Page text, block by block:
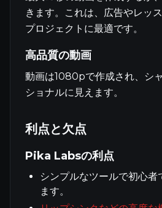
きます。これは、広告やレッ
プロジェクトに最適です。
高品質の動画
動画は1080pで作成され、シ
ショナルに見えます。
利点と欠点
Pika Labsの利点
シンプルなツールで初心者
ます。